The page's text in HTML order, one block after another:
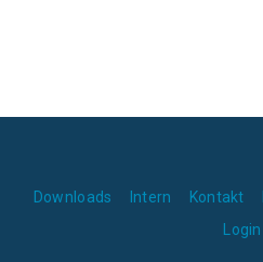
Downloads Intern Kontakt
Login